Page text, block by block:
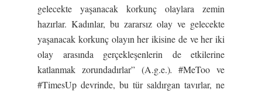
gelecekte yaşanacak korkunç olaylara zemin
hazırlar. Kadınlar, bu zararsız olay ve gelecekte
yaşanacak korkunç olayın her ikisine de ve her iki
olay arasında gerçekleşenlerin de etkilerine
katlanmak zorundadırlar” (A.g.e.). #MeToo ve
#TimesUp devrinde, bu tür saldırgan tavırlar, ne